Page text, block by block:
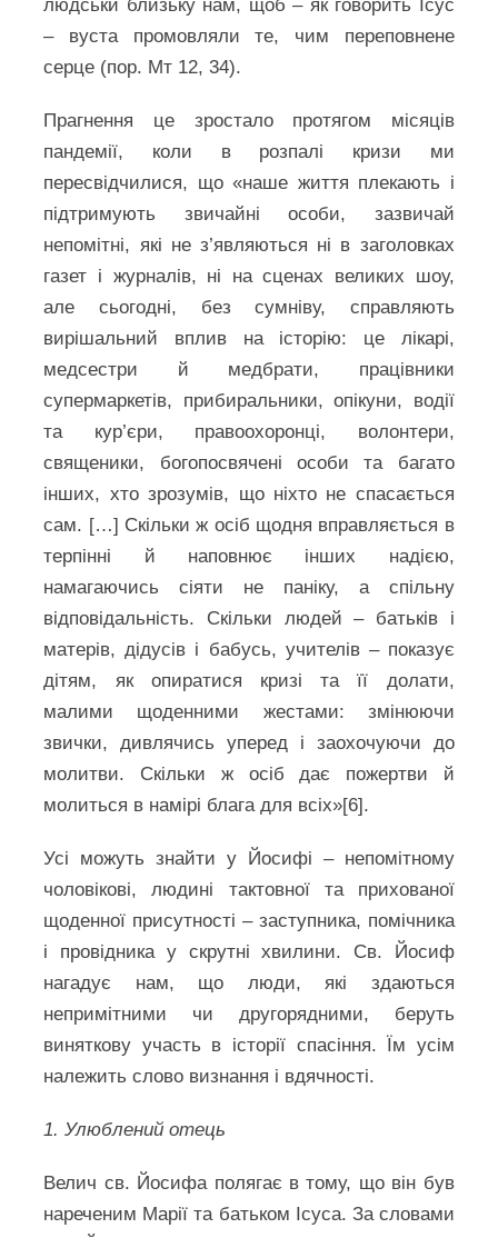
людськи близьку нам, щоб – як говорить Ісус
– вуста промовляли те, чим переповнене
серце (пор. Мт 12, 34).
Прагнення це зростало протягом місяців
пандемії, коли в розпалі кризи ми
пересвідчилися, що «наше життя плекають і
підтримують звичайні особи, зазвичай
непомітні, які не з’являються ні в заголовках
газет і журналів, ні на сценах великих шоу,
але сьогодні, без сумніву, справляють
вирішальний вплив на історію: це лікарі,
медсестри й медбрати, працівники
супермаркетів, прибиральники, опікуни, водії
та кур’єри, правоохоронці, волонтери,
священики, богопосвячені особи та багато
інших, хто зрозумів, що ніхто не спасається
сам. […] Скільки ж осіб щодня вправляється в
терпінні й наповнює інших надією,
намагаючись сіяти не паніку, а спільну
відповідальність. Скільки людей – батьків і
матерів, дідусів і бабусь, учителів – показує
дітям, як опиратися кризі та її долати,
малими щоденними жестами: змінюючи
звички, дивлячись уперед і заохочуючи до
молитви. Скільки ж осіб дає пожертви й
молиться в намірі блага для всіх»[6].
Усі можуть знайти у Йосифі – непомітному
чоловікові, людині тактовної та прихованої
щоденної присутності – заступника, помічника
і провідника у скрутні хвилини. Св. Йосиф
нагадує нам, що люди, які здаються
непримітними чи другорядними, беруть
виняткову участь в історії спасіння. Їм усім
належить слово визнання і вдячності.
1. Улюблений отець
Велич св. Йосифа полягає в тому, що він був
нареченим Марії та батьком Ісуса. За словами